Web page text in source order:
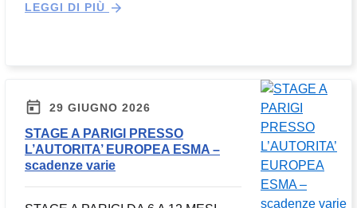
LEGGI DI PIÙ
29 GIUGNO 2026
STAGE A PARIGI PRESSO
L’AUTORITA’ EUROPEA ESMA –
scadenze varie